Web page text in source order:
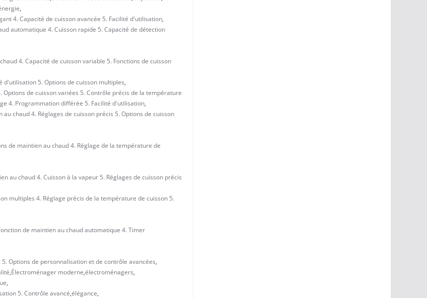
,
4. Capacité de cuisson avancée 5. Facilité d'utilisation,
automatique 4. Cuisson rapide 5. Capacité de détection
4. Capacité de cuisson variable 5. Fonctions de cuisson
d'utilisation 5. Options de cuisson multiples,
de cuisson variées 5. Contrôle précis de la température
4. Programmation différée 5. Facilité d'utilisation,
chaud 4. Réglages de cuisson précis 5. Options de cuisson
de maintien au chaud 4. Réglage de la température de
au chaud 4. Cuisson à la vapeur 5. Réglages de cuisson précis
multiples 4. Réglage précis de la température de cuisson 5.
de maintien au chaud automatique 4. Timer
Options de personnalisation et de contrôle avancées,
,Électroménager moderne,électroménagers,
,
5. Contrôle avancé,élégance,